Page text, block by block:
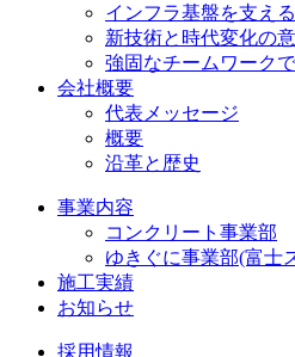
インフラ基盤を支え
新技術と時代変化の
強固なチームワーク
会社概要
代表メッセージ
概要
沿革と歴史
事業内容
コンクリート事業部
ゆきぐに事業部(富士
施工実績
お知らせ
採用情報